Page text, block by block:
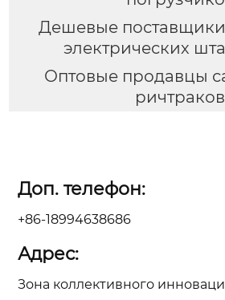
Дешевые
электрических
Оптовые продавцы
ричтраков
Доп. телефон:
+86-18994638686
Адрес:
Зона коллективного